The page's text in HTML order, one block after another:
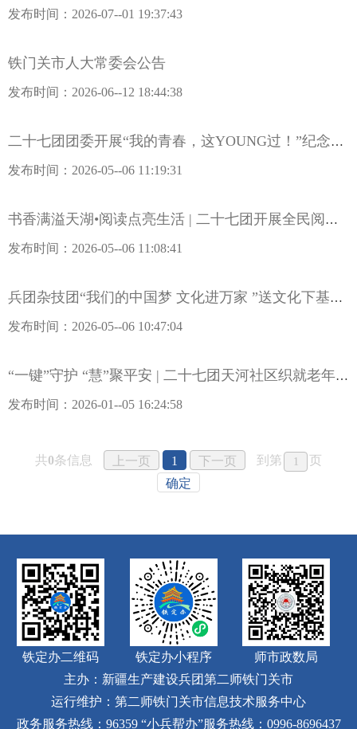
发布时间：2026-07--01 19:37:43
铁门关市人大常委会公告
发布时间：2026-06--12 18:44:38
二十七团团委开展“我的青春，这YOUNG过！”纪念五四运动107周年活动
发布时间：2026-05--06 11:19:31
书香满溢天湖•阅读点亮生活 | 二十七团开展全民阅读周活动
发布时间：2026-05--06 11:08:41
兵团杂技团“我们的中国梦 文化进万家 ”送文化下基层慰问演出走进二十七团
发布时间：2026-05--06 10:47:04
“一键”守护 “慧”聚平安 | 二十七团天河社区织就老年群体智慧安心网
发布时间：2026-01--05 16:24:58
共0条信息 上一页 1 下一页 到第
页
确定
铁定办二维码 铁定办小程序
师市政数局
主办：新疆生产建设兵团第二师铁门关市
运行维护：第二师铁门关市信息技术服务中心
政务服务热线：96359 “小兵帮办”服务热线：0996-8696437